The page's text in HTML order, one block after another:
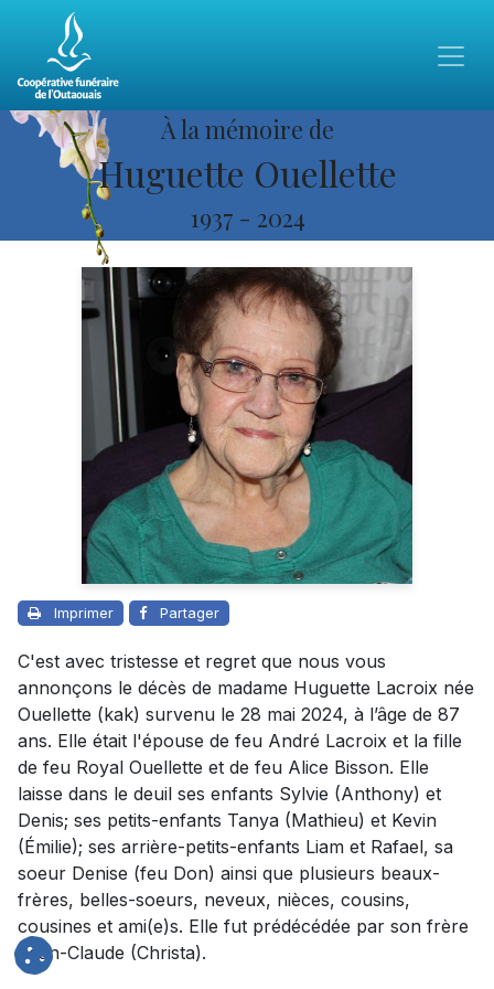
À la mémoire de
Huguette Ouellette
1937 - 2024
Imprimer Partager
C'est avec tristesse et regret que nous vous
annonçons le décès de madame Huguette Lacroix née
Ouellette (kak) survenu le 28 mai 2024, à l’âge de 87
ans. Elle était l'épouse de feu André Lacroix et la fille
de feu Royal Ouellette et de feu Alice Bisson. Elle
laisse dans le deuil ses enfants Sylvie (Anthony) et
Denis; ses petits-enfants Tanya (Mathieu) et Kevin
(Émilie); ses arrière-petits-enfants Liam et Rafael, sa
soeur Denise (feu Don) ainsi que plusieurs beaux-
frères, belles-soeurs, neveux, nièces, cousins,
cousines et ami(e)s. Elle fut prédécédée par son frère
Jean-Claude (Christa).